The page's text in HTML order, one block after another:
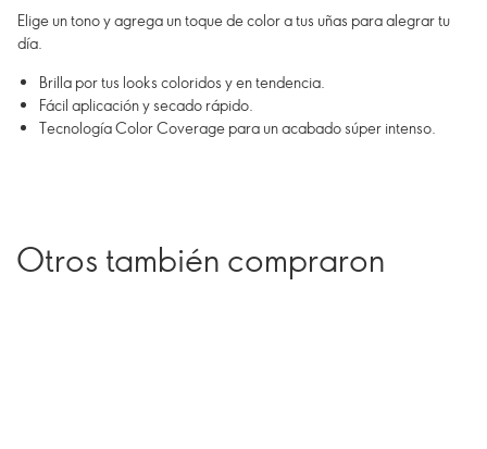
Elige un tono y agrega un toque de color a tus uñas para alegrar tu
día.
Brilla por tus looks coloridos y en tendencia.
Fácil aplicación y secado rápido.
Tecnología Color Coverage para un acabado súper intenso.
Otros también compraron